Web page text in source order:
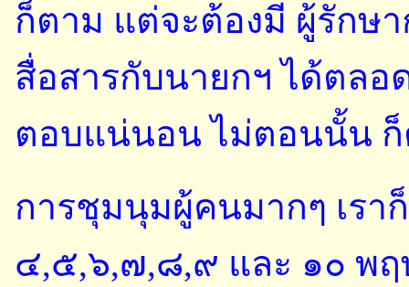
ก็ตาม แต่จะต้องมี ผู้รักษ
สื่อสารกับนายกฯ ได้ตลอ
ตอบแน่นอน ไม่ตอนนั้น ก็
การชุมนุมผู้คนมากๆ เร
๔,๕,๖,๗,๘,๙ และ ๑๐ พ